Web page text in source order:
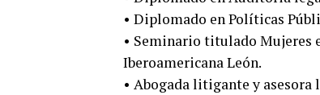
• Diplomado en Políticas
• Seminario titulado Mujeres
Iberoamericana León.
• Abogada litigante y